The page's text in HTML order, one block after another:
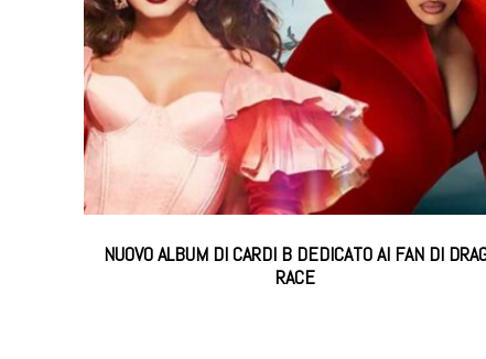
NUOVO ALBUM DI CARDI B DEDICATO AI FAN DI
RACE